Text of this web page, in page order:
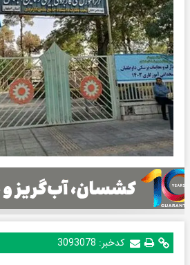
کدخبر: 3093078